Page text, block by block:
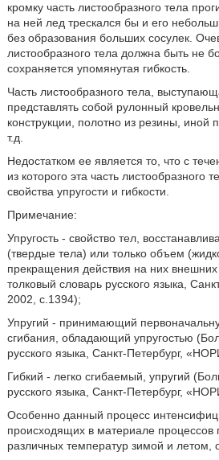
кромку часть листообразного тела
на ней лед трескался бы и его
без образования больших сосулек.
листообразного тела должна быть не
сохраняется упомянутая гибкость.
Часть листообразного тела,
представлять собой рулонный
конструкции, полотно из резины,
т.д.
Недостатком ее является то, что с
из которого эта часть листообразного
свойства упругости и гибкости.
Примечание:
Упругость - свойство тел,
(твердые тела) или только объем
прекращения действия на них
толковый словарь русского языка,
2002, с.1394);
Упругий - принимающий
сгибания, обладающий упругостью
русского языка, Санкт-Петербург,
Гибкий - легко сгибаемый, упругий
русского языка, Санкт-Петербург,
Особенно данный процесс
происходящих в материале процессов
различных температур зимой и летом,